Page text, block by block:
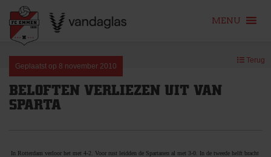
content
MENU
Geplaatst op 8 november 2010
Terug
BELOFTEN VERLIEZEN UIT VAN
SPARTA
In Rotterdam verloor het met 4-2. Voor rust leidden de Spartanen al met 3-0. In de tweede helft bracht